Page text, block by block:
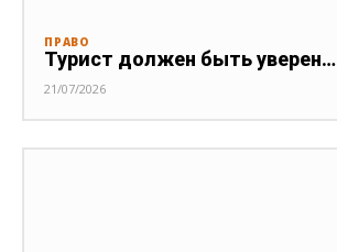
ПРАВО
Турист должен быть уверен…
21/07/2026